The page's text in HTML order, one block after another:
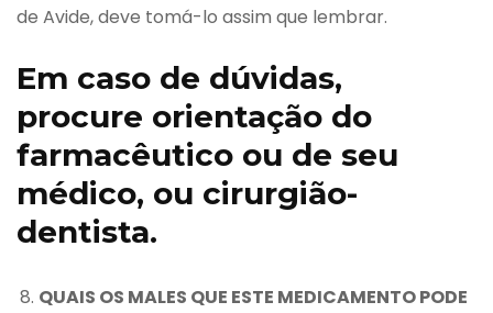
de Avide, deve tomá-lo assim que lembrar.
Em caso de dúvidas,
procure orientação do
farmacêutico ou de seu
médico, ou cirurgião-
dentista.
QUAIS OS MALES QUE ESTE MEDICAMENTO PODE